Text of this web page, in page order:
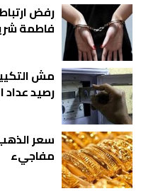
رفض
فاطمة شريك
مش
رصيد عداد
مفاجيء